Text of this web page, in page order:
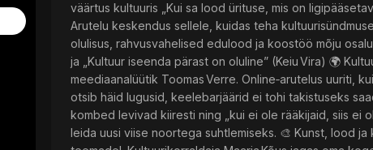
väärtus kultuuris „Kui sa lood ürituse, mis on
Arutelu keskendus sellele, kuidas teha
olulisus, rahvusvahelised edulood ja koostöö mõju
ja „Kultuur iseenda pärast on oluline” (Keiu Vira) 🌍
meediaanalüütik Toomas Verre. Online‑arutelus uuriti,
otsib häid lugusid, keelebarjäärid ei tohi takistuseks
kombed levivad kiiresti ning „kui ei ole rääkijaid, siis ei
leida uusi viise noortega suhtlemiseks. 🎨 Kunst, lood